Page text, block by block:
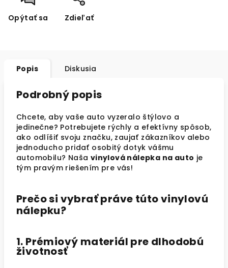
Opýtať sa Zdieľať
Popis Diskusia
Podrobný popis
Chcete, aby vaše auto vyzeralo štýlovo a
jedinečne? Potrebujete rýchly a efektívny spôsob,
ako odlíšiť svoju značku, zaujať zákazníkov alebo
jednoducho pridať osobitý dotyk vášmu
automobilu? Naša vinylová nálepka na auto je
tým pravým riešením pre vás!
Prečo si vybrať práve túto vinylovú
nálepku?
1. Prémiový materiál pre dlhodobú
životnosť